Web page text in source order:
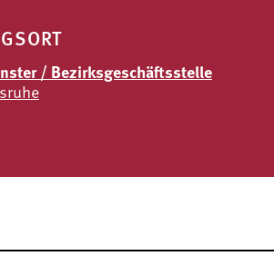
/ Bezirksgeschäftsstelle